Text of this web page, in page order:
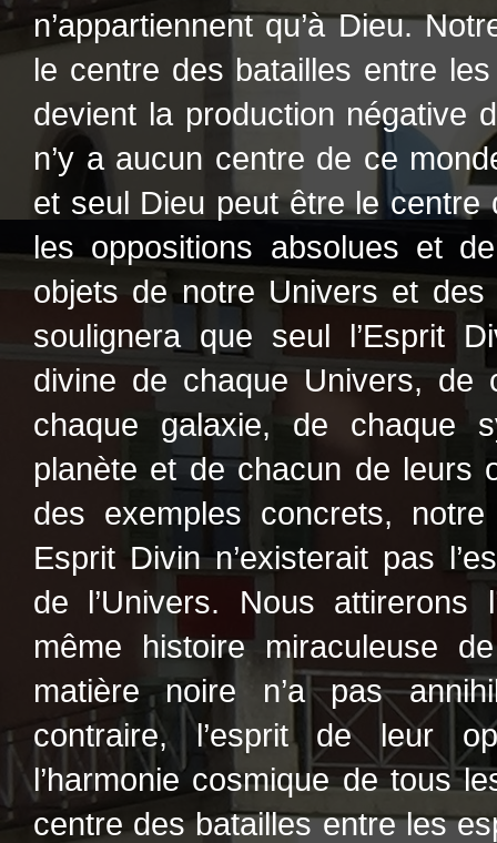
n’appartiennent qu’à Dieu.
le centre des batailles entre
devient la production négative
n’y a aucun centre de ce
et seul Dieu peut être le
les oppositions absolues et
objets de notre Univers et
soulignera que seul l’Esprit
divine de chaque Univers, de
chaque galaxie, de chaque
planète et de chacun de leurs
des exemples concrets,
Esprit Divin n’existerait pas
de l’Univers. Nous
même histoire miraculeuse
matière noire n’a pas
contraire, l’esprit de leur
l’harmonie cosmique de tous
centre des batailles entre les